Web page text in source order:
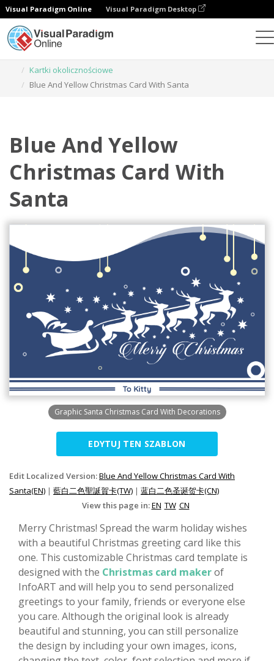
Visual Paradigm Online Visual Paradigm Desktop
Kartki okolicznościowe
Blue And Yellow Christmas Card With Santa
Blue And Yellow
Christmas Card With
Santa
Graphic Santa Christmas Card With Decorations
EDYTUJ TEN SZABLON
Edit Localized Version:Blue And Yellow Christmas Card With
Santa(EN) | 藍白二色聖誕賀卡(TW) | 蓝白二色圣诞贺卡(CN)
View this page in:EN TW CN
Merry Christmas! Spread the warm holiday wishes
with a beautiful Christmas greeting card like this
one. This customizable Christmas card template is
designed with the Christmas card makerof
InfoART and will help you to send personalized
greetings to your family, friends or everyone else
you care. Although the original look is already
beautiful and stunning, you can still personalize
the design by including your own images, icons,